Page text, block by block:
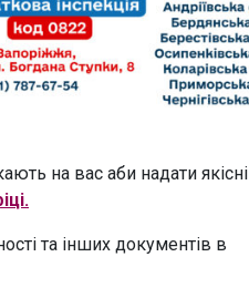
на вас аби надати якісні
та інших документів в